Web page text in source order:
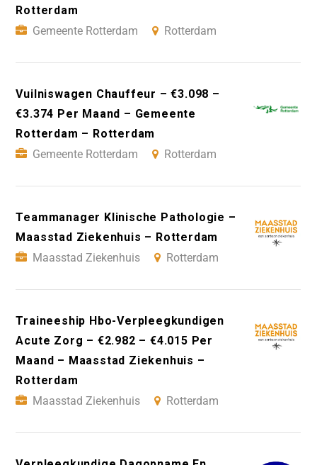
Rotterdam
Gemeente Rotterdam
Rotterdam
Vuilniswagen Chauffeur – €3.098 –
€3.374 Per Maand – Gemeente
Rotterdam – Rotterdam
Gemeente Rotterdam
Rotterdam
Teammanager Klinische Pathologie –
Maasstad Ziekenhuis – Rotterdam
Maasstad Ziekenhuis
Rotterdam
Traineeship Hbo-Verpleegkundigen
Acute Zorg – €2.982 – €4.015 Per
Maand – Maasstad Ziekenhuis –
Rotterdam
Maasstad Ziekenhuis
Rotterdam